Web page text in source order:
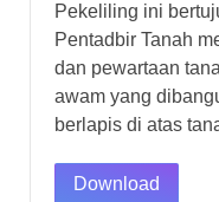
Pekeliling ini
Pentadbir Tanah
dan pewartaan
awam yang
berlapis di atas
Download